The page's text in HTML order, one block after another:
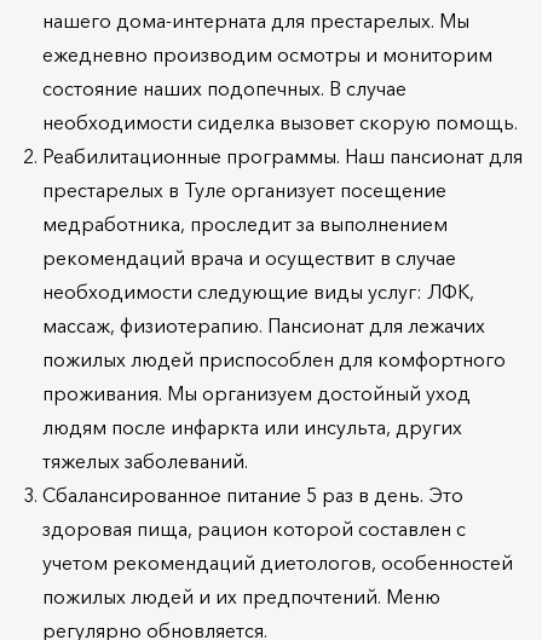
нашего дома-интерната для престарелых. Мы
ежедневно производим осмотры и мониторим
состояние наших подопечных. В случае
необходимости сиделка вызовет скорую помощь.
Реабилитационные программы. Наш пансионат для
престарелых в Туле организует посещение
медработника, проследит за выполнением
рекомендаций врача и осуществит в случае
необходимости следующие виды услуг: ЛФК,
массаж, физиотерапию. Пансионат для лежачих
пожилых людей приспособлен для комфортного
проживания. Мы организуем достойный уход
людям после инфаркта или инсульта, других
тяжелых заболеваний.
Сбалансированное питание 5 раз в день. Это
здоровая пища, рацион которой составлен с
учетом рекомендаций диетологов, особенностей
пожилых людей и их предпочтений. Меню
регулярно обновляется.